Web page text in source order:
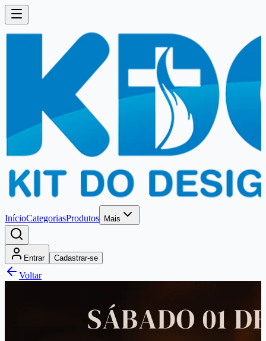
InícioCategoriasProdutos Mais
Entrar Cadastrar-se
Voltar